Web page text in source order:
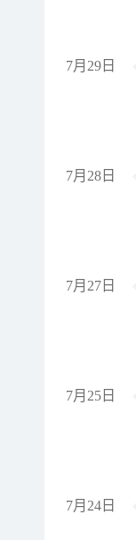
7月29日
7月28日
7月27日
7月25日
7月24日